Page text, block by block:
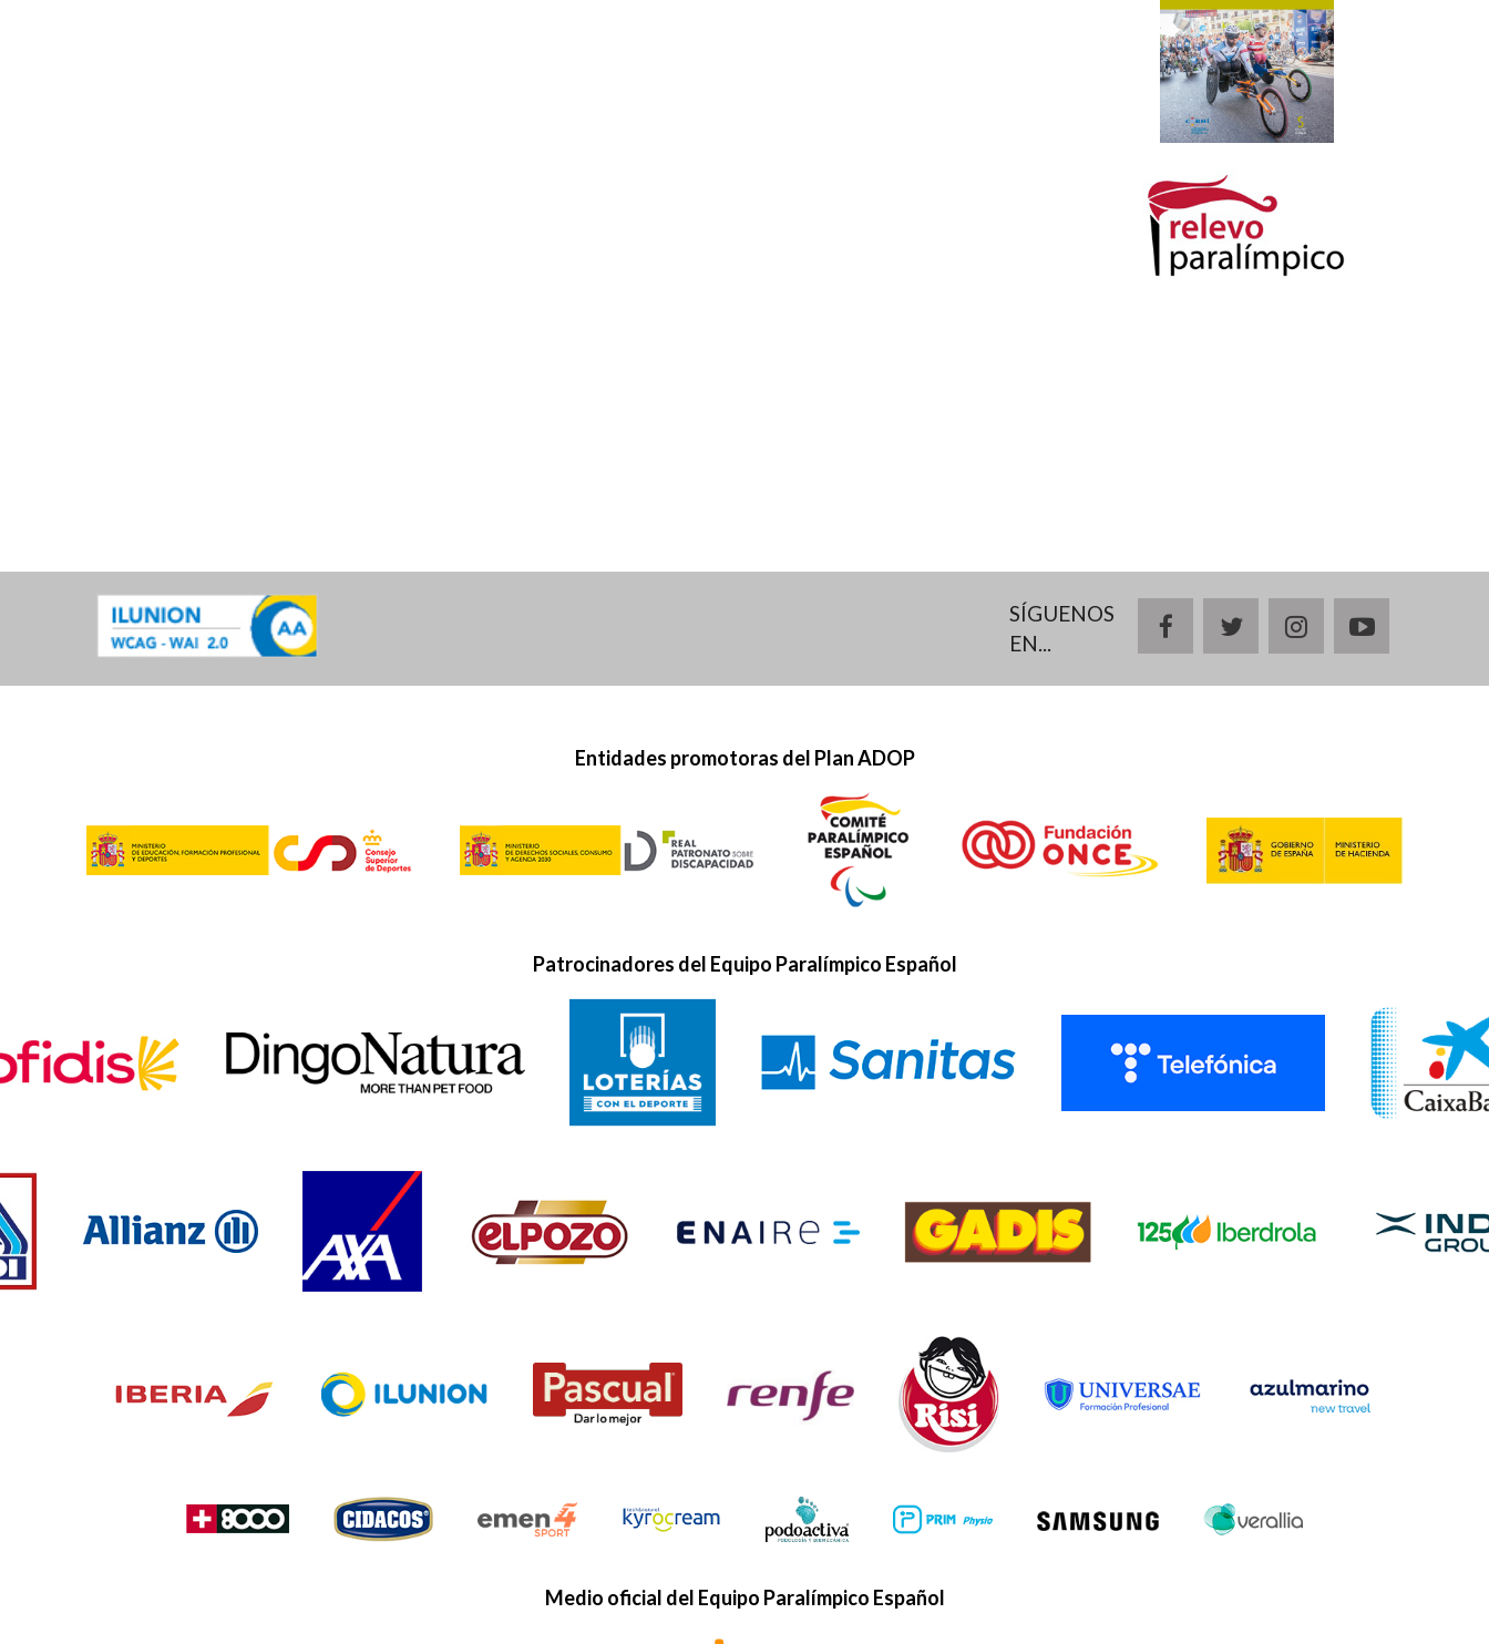
SÍGUENOS
EN...
facebooktwitterinstagramyoutube
Entidades promotoras del Plan ADOP
Patrocinadores del Equipo Paralímpico Español
Medio oficial del Equipo Paralímpico Español